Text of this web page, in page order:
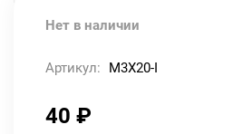
Нет в наличии
Артикул: M3X20-I
40 ₽